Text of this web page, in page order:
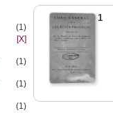
(1)
[X]
(1)
(1)
(1)
1